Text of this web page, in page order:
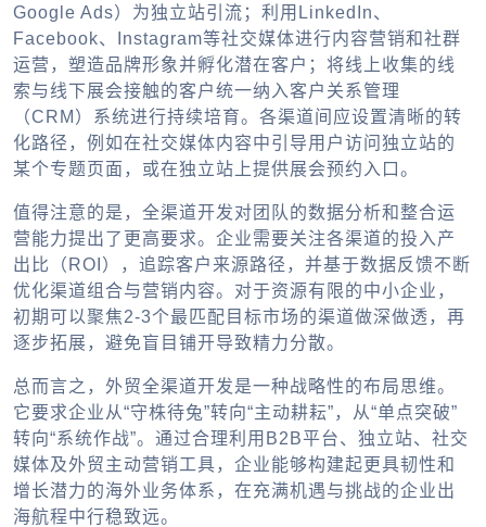
Google Ads）为独立站引流；利用LinkedIn、
Facebook、Instagram等社交媒体进行内容营销和社群
运营，塑造品牌形象并孵化潜在客户；将线上收集的线
索与线下展会接触的客户统一纳入客户关系管理
（CRM）系统进行持续培育。各渠道间应设置清晰的转
化路径，例如在社交媒体内容中引导用户访问独立站的
某个专题页面，或在独立站上提供展会预约入口。
值得注意的是，全渠道开发对团队的数据分析和整合运
营能力提出了更高要求。企业需要关注各渠道的投入产
出比（ROI），追踪客户来源路径，并基于数据反馈不断
优化渠道组合与营销内容。对于资源有限的中小企业，
初期可以聚焦2-3个最匹配目标市场的渠道做深做透，再
逐步拓展，避免盲目铺开导致精力分散。
总而言之，外贸全渠道开发是一种战略性的布局思维。
它要求企业从“守株待兔”转向“主动耕耘”，从“单点突破”
转向“系统作战”。通过合理利用B2B平台、独立站、社交
媒体及外贸主动营销工具 ，企业能够构建起更具韧性和
增长潜力的海外业务体系，在充满机遇与挑战的企业出
海航程中行稳致远。